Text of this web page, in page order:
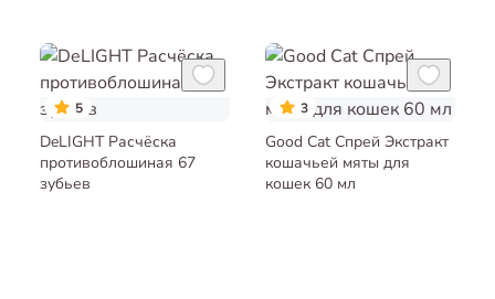
5
DeLIGHT Расчёска
противоблошиная 67
зубьев
3
Good Cat Спрей Экстракт
кошачьей мяты для
кошек 60 мл